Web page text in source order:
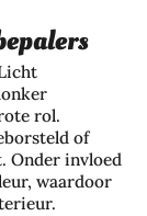
rol.
of
Onder invloed
waardoor